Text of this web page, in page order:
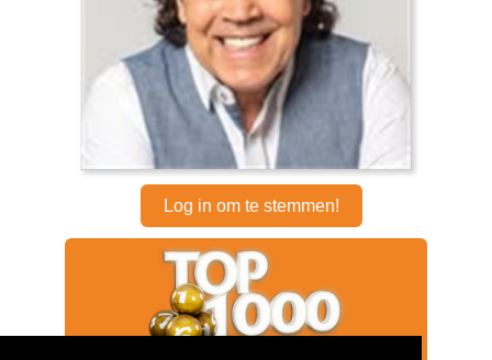
Log in om te stemmen!